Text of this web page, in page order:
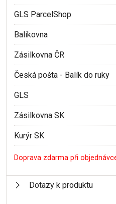
GLS ParcelShop
Balíkovna
Zásilkovna ČR
Česká pošta - Balík do ruky
GLS
Zásilkovna SK
Kurýr SK
Doprava zdarma při
Dotazy k produktu